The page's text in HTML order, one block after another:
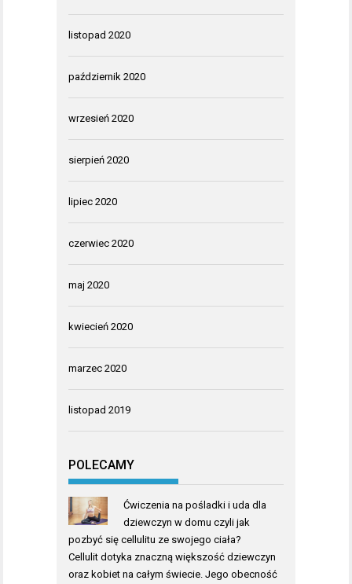
listopad 2020
październik 2020
wrzesień 2020
sierpień 2020
lipiec 2020
czerwiec 2020
maj 2020
kwiecień 2020
marzec 2020
listopad 2019
POLECAMY
Ćwiczenia na pośladki i uda dla
dziewczyn w domu czyli jak
pozbyć się cellulitu ze swojego ciała?
Cellulit dotyka znaczną większość dziewczyn
oraz kobiet na całym świecie. Jego obecność